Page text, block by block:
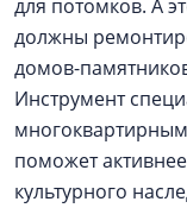
для потомков. А
должны
домов-
Инструмент
поможет
культурного